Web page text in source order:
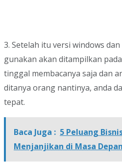
3. Setelah itu versi windows
gunakan akan ditampilkan
tinggal membacanya saja dan
ditanya orang nantinya, anda
tepat.
Baca Juga : 5 Peluang
Menjanjikan di Masa